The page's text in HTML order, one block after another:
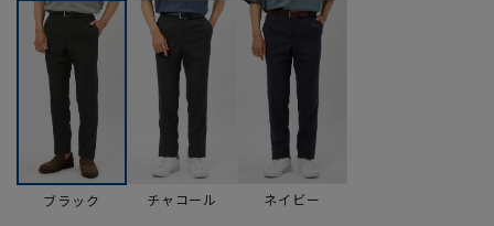
ブラック チャコール ネイビー